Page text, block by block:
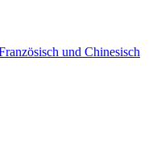
und Chinesisch